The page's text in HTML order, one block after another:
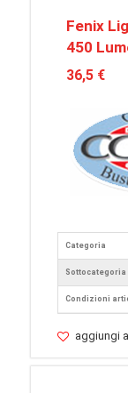
Fenix
450
36,5 €
Categoria
Sottocategoria
Condizioni
aggiungi